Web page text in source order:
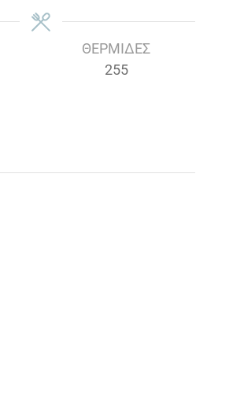
ΘΕΡΜΊΔΕΣ
255